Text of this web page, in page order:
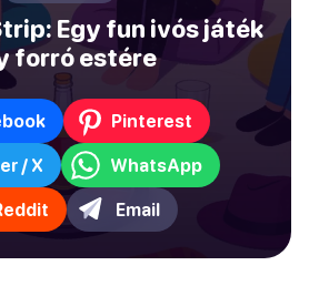
Egy fun ivós játék
forró estére
Pinterest
/ X WhatsApp
Email